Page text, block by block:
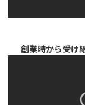
創業時から受け